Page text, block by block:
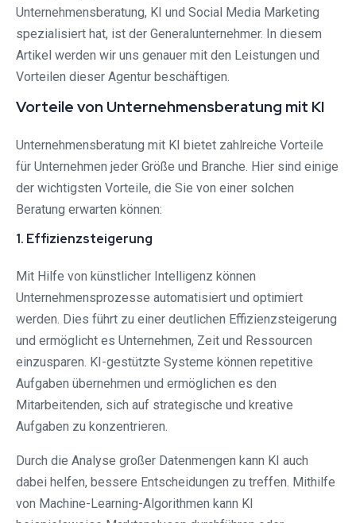
Unternehmensberatung, KI und Social Media Marketing
spezialisiert hat, ist der Generalunternehmer. In diesem
Artikel werden wir uns genauer mit den Leistungen und
Vorteilen dieser Agentur beschäftigen.
Vorteile von Unternehmensberatung mit KI
Unternehmensberatung mit KI bietet zahlreiche Vorteile
für Unternehmen jeder Größe und Branche. Hier sind einige
der wichtigsten Vorteile, die Sie von einer solchen
Beratung erwarten können:
1. Effizienzsteigerung
Mit Hilfe von künstlicher Intelligenz können
Unternehmensprozesse automatisiert und optimiert
werden. Dies führt zu einer deutlichen Effizienzsteigerung
und ermöglicht es Unternehmen, Zeit und Ressourcen
einzusparen. KI-gestützte Systeme können repetitive
Aufgaben übernehmen und ermöglichen es den
Mitarbeitenden, sich auf strategische und kreative
Aufgaben zu konzentrieren.
Durch die Analyse großer Datenmengen kann KI auch
dabei helfen, bessere Entscheidungen zu treffen. Mithilfe
von Machine-Learning-Algorithmen kann KI